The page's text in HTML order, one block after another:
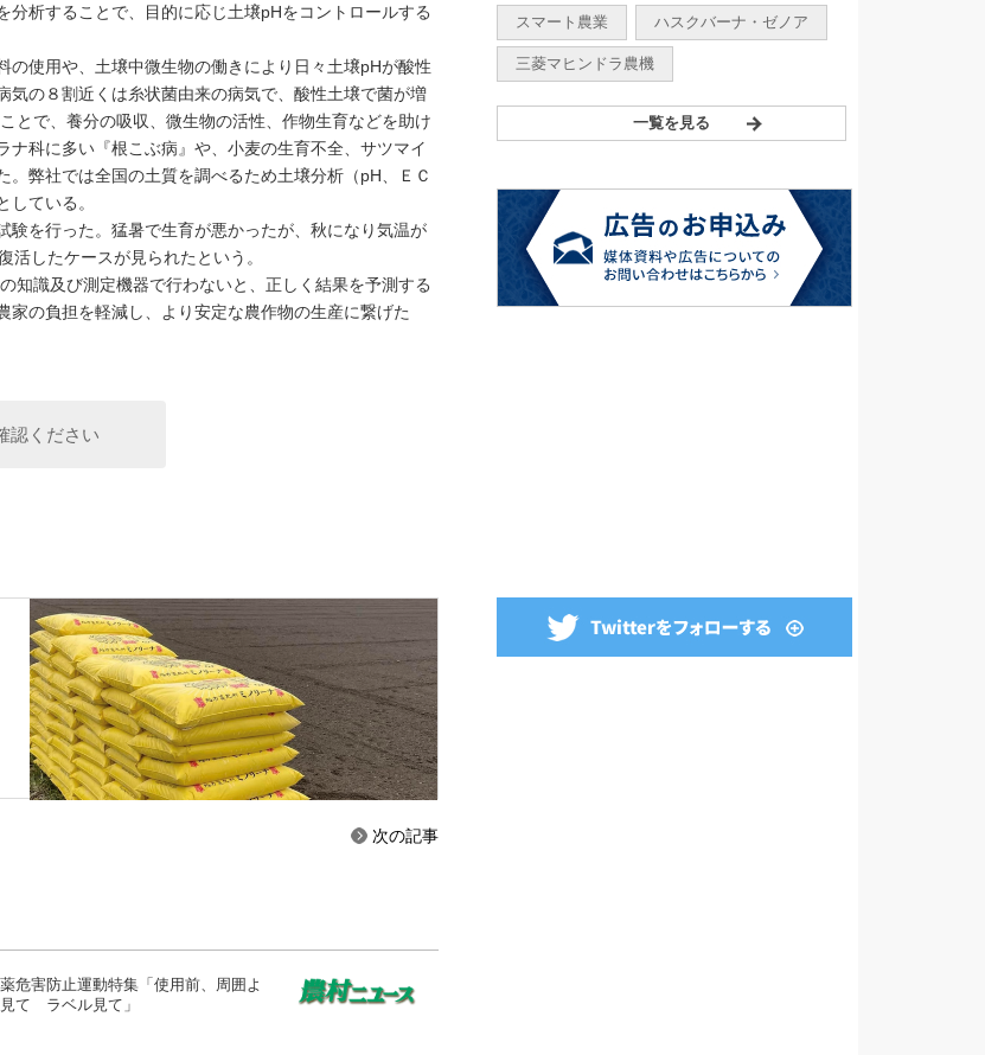
析することで、目的に応じ土壌‌pHをコントロールする
使用や、土壌中微生物の働きにより日々土壌‌pHが酸性
の８割近くは糸状菌由来の病気で、酸性土壌で菌が増
とで、養分の吸収、微生物の活性、作物生育などを助け
科に多い『根こぶ病』や、小麦の生育不全、サツマイ
弊社では全国の土質を調べるため土壌分析（‌pH、ＥＣ
ている。
を行った。猛暑で生育が悪かったが、秋になり気温が
したケースが見られたという。
識及び測定機器で行わないと、正しく結果を予測する
の負担を軽減し、より安定な農作物の生産に繋げた
認ください
次の記事
危害防止運動特集「使用前、周囲よ
見て ラベル見て」
スマート農業 ハスクバーナ・ゼノア
三菱マヒンドラ農機
一覧を見る